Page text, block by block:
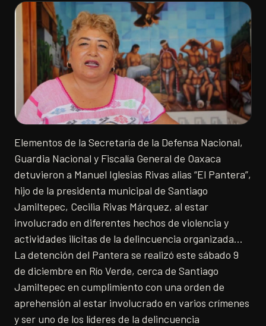
Elementos de la Secretaría de la Defensa Nacional,
Guardia Nacional y Fiscalía General de Oaxaca
detuvieron a Manuel Iglesias Rivas alias “El Pantera”,
hijo de la presidenta municipal de Santiago
Jamiltepec, Cecilia Rivas Márquez, al estar
involucrado en diferentes hechos de violencia y
actividades ilícitas de la delincuencia organizada…
La detención del Pantera se realizó este sábado 9
de diciembre en Río Verde, cerca de Santiago
Jamiltepec en cumplimiento con una orden de
aprehensión al estar involucrado en varios crímenes
y ser uno de los líderes de la delincuencia